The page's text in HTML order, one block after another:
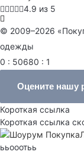
4.9 из 5
© 2009–2026
одежды
0 : 50680 : 1
Оцените нашу
Короткая ссылка
Короткая ссылка
ььооотьь